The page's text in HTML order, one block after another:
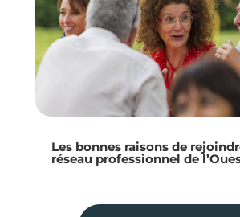
Les bonnes raisons de
réseau professionnel de